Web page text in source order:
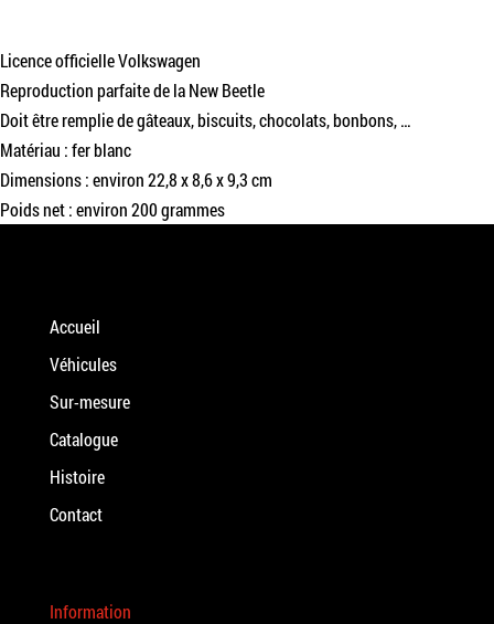
Licence officielle Volkswagen
Reproduction parfaite de la New Beetle
Doit être remplie de gâteaux, biscuits, chocolats, bonbons, …
Matériau : fer blanc
Dimensions : environ 22,8 x 8,6 x 9,3 cm
Poids net : environ 200 grammes
Accueil
Véhicules
Sur-mesure
Catalogue
Histoire
Contact
Information